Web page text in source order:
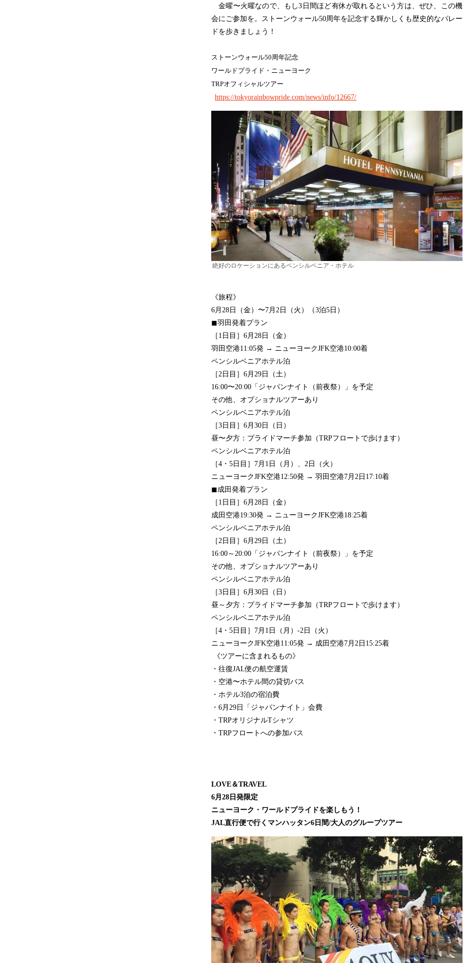
金曜〜火曜なので、もし3日間ほど有休が取れるという方は、ぜひ、この機
会にご参加を。ストーンウォール50周年を記念する輝かしくも歴史的なパレー
ドを歩きましょう！
ストーンウォール50周年記念
ワールドプライド・ニューヨーク
TRPオフィシャルツアー
https://tokyorainbowpride.com/news/info/12667/
絶好のロケーションにあるペンシルベニア・ホテル
《旅程》
6月28日（金）〜7月2日（火）（3泊5日）
◼︎羽田発着プラン
［1日目］6月28日（金）
羽田空港11:05発 → ニューヨークJFK空港10:00着
ペンシルベニアホテル泊
［2日目］6月29日（土）
16:00〜20:00「ジャパンナイト（前夜祭）」を予定
その他、オプショナルツアーあり
ペンシルベニアホテル泊
［3日目］6月30日（日）
昼〜夕方：プライドマーチ参加（TRPフロートで歩けます）
ペンシルベニアホテル泊
［4・5日目］7月1日（月）、2日（火）
ニューヨークJFK空港12:50発 → 羽田空港7月2日17:10着
◼︎成田発着プラン
［1日目］6月28日（金）
成田空港19:30発 → ニューヨークJFK空港18:25着
ペンシルベニアホテル泊
［2日目］6月29日（土）
16:00～20:00「ジャパンナイト（前夜祭）」を予定
その他、オプショナルツアーあり
ペンシルベニアホテル泊
［3日目］6月30日（日）
昼～夕方：プライドマーチ参加（TRPフロートで歩けます）
ペンシルベニアホテル泊
［4・5日目］7月1日（月）-2日（火）
ニューヨークJFK空港11:05発 → 成田空港7月2日15:25着
《ツアーに含まれるもの》
・往復JAL便の航空運賃
・空港〜ホテル間の貸切バス
・ホテル3泊の宿泊費
・6月29日「ジャパンナイト」会費
・TRPオリジナルTシャツ
・TRPフロートへの参加パス
LOVE＆TRAVEL
6月28日発限定
ニューヨーク・ワールドプライドを楽しもう！
JAL直行便で行くマンハッタン6日間/大人のグループツアー